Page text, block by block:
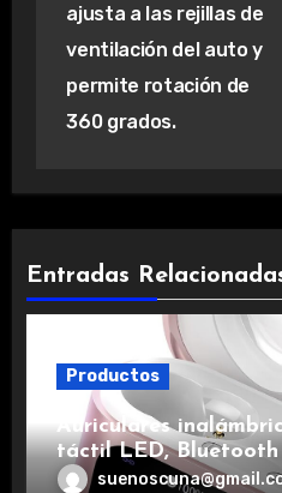
ajusta a las rejillas de
ventilación del auto y
permite rotación de
360 grados.
Entradas
Productos
Auriculares
táctil LED, Bluetooth
ruido, impermeables